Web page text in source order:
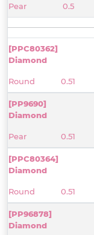
Pear 0.5
[PPC80362]
Diamond
Round 0.51
[PP9690]
Diamond
Pear 0.51
[PPC80364]
Diamond
Round 0.51
[PP96878]
Diamond